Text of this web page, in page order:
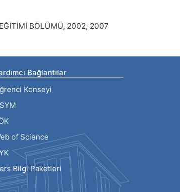
EĞİTİMİ BÖLÜMÜ, 2002, 2007
Bağlantılar
Konseyi
of Science
Bilgi Paketleri